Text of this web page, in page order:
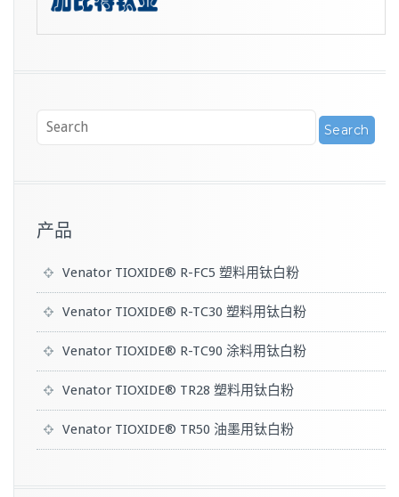
产品
Venator TIOXIDE® R-FC5 塑料用钛白粉
Venator TIOXIDE® R-TC30 塑料用钛白粉
Venator TIOXIDE® R-TC90 涂料用钛白粉
Venator TIOXIDE® TR28 塑料用钛白粉
Venator TIOXIDE® TR50 油墨用钛白粉